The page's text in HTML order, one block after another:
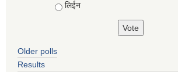
लिईन
Older polls
Results